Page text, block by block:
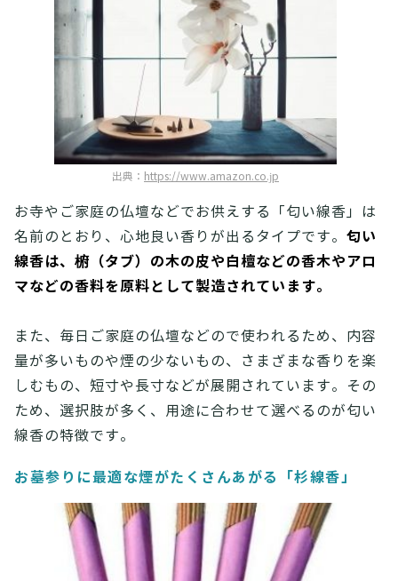
出典： https://www.amazon.co.jp
お寺やご家庭の仏壇などでお供えする「匂い線香」は
名前のとおり、心地良い香りが出るタイプです。 匂い
線香は、椨（タブ）の木の皮や白檀などの香木やアロ
マなどの香料を原料として製造されています。
また、毎日ご家庭の仏壇などので使われるため、内容
量が多いものや煙の少ないもの、さまざまな香りを楽
しむもの、短寸や長寸などが展開されています。その
ため、選択肢が多く、用途に合わせて選べるのが匂い
線香の特徴です。
お墓参りに最適な煙がたくさんあがる「杉線香」